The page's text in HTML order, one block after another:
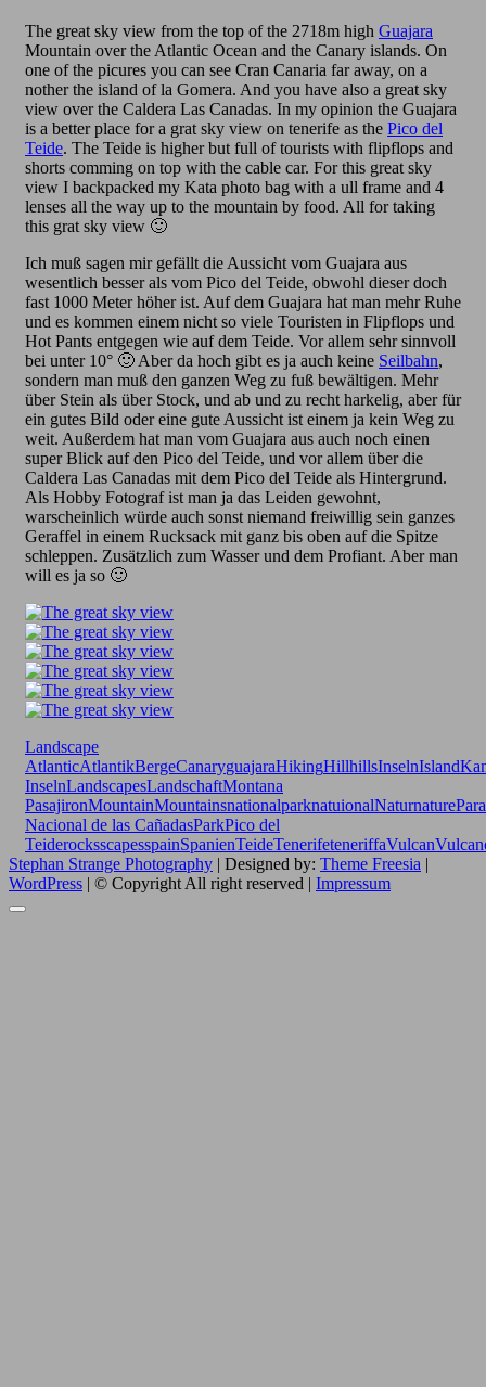
The great sky view from the top of the 2718m high Guajara
Mountain over the Atlantic Ocean and the Canary islands. On
one of the picures you can see Cran Canaria far away, on a
nother the island of la Gomera. And you have also a great sky
view over the Caldera Las Canadas. In my opinion the Guajara
is a better place for a grat sky view on tenerife as the Pico del
Teide. The Teide is higher but full of tourists with flipflops and
shorts comming on top with the cable car. For this great sky
view I backpacked my Kata photo bag with a ull frame and 4
lenses all the way up to the mountain by food. All for taking
this grat sky view 🙂
Ich muß sagen mir gefällt die Aussicht vom Guajara aus
wesentlich besser als vom Pico del Teide, obwohl dieser doch
fast 1000 Meter höher ist. Auf dem Guajara hat man mehr Ruhe
und es kommen einem nicht so viele Touristen in Flipflops und
Hot Pants entgegen wie auf dem Teide. Vor allem sehr sinnvoll
bei unter 10° 🙂 Aber da hoch gibt es ja auch keine Seilbahn,
sondern man muß den ganzen Weg zu fuß bewältigen. Mehr
über Stein als über Stock, und ab und zu recht harkelig, aber für
ein gutes Bild oder eine gute Aussicht ist einem ja kein Weg zu
weit. Außerdem hat man vom Guajara aus auch noch einen
super Blick auf den Pico del Teide, und vor allem über die
Caldera Las Canadas mit dem Pico del Teide als Hintergrund.
Als Hobby Fotograf ist man ja das Leiden gewohnt,
warscheinlich würde auch sonst niemand freiwillig sein ganzes
Geraffel in einem Rucksack mit ganz bis oben auf die Spitze
schleppen. Zusätzlich zum Wasser und dem Profiant. Aber man
will es ja so 🙂
Landscape
AtlanticAtlantikBergeCanaryguajaraHikingHillhillsInselnIsland
InselnLandscapesLandschaftMontana
PasajironMountainMountainsnationalparknatuionalNaturnature
Nacional de las CañadasParkPico del
TeiderocksscapesspainSpanienTeideTenerifeteneriffaVulcan
Stephan Strange Photography | Designed by: Theme Freesia |
WordPress | © Copyright All right reserved | Impressum